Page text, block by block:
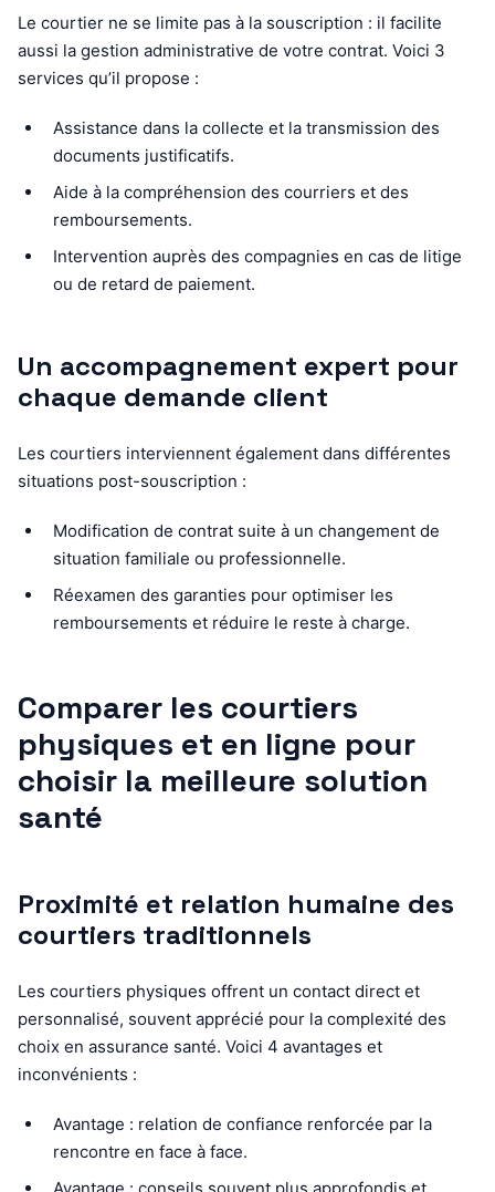
Le courtier ne se limite pas à la souscription : il facilite
aussi la gestion administrative de votre contrat. Voici 3
services qu’il propose :
Assistance dans la collecte et la transmission des
documents justificatifs.
Aide à la compréhension des courriers et des
remboursements.
Intervention auprès des compagnies en cas de litige
ou de retard de paiement.
Un accompagnement expert pour
chaque demande client
Les courtiers interviennent également dans différentes
situations post-souscription :
Modification de contrat suite à un changement de
situation familiale ou professionnelle.
Réexamen des garanties pour optimiser les
remboursements et réduire le reste à charge.
Comparer les courtiers
physiques et en ligne pour
choisir la meilleure solution
santé
Proximité et relation humaine des
courtiers traditionnels
Les courtiers physiques offrent un contact direct et
personnalisé, souvent apprécié pour la complexité des
choix en assurance santé. Voici 4 avantages et
inconvénients :
Avantage : relation de confiance renforcée par la
rencontre en face à face.